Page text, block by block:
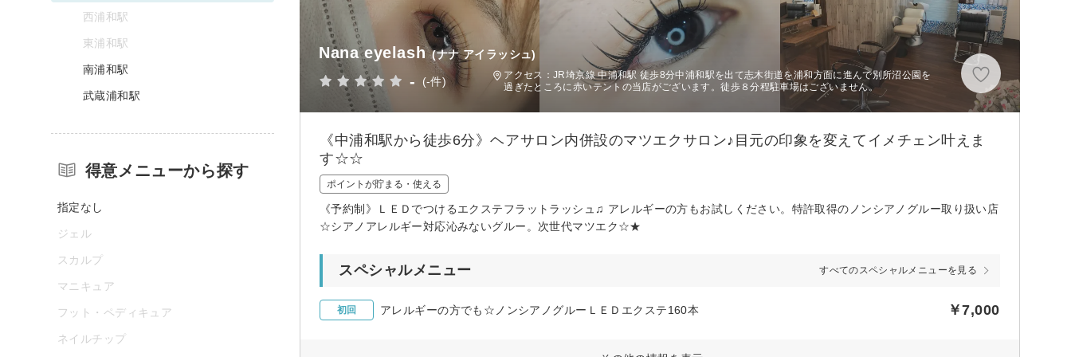
Nana eyelash (ナナ アイラッシュ)
- (-件)
アクセス：JR埼京線 中浦和駅 徒歩8分中浦和駅を出て志木街道を浦和方面に進んで別所沼公園を
過ぎたところに赤いテントの当店がございます。徒歩８分程駐車場はございません。
《中浦和駅から徒歩6分》ヘアサロン内併設のマツエクサロン♪目元の印象を変えてイメチェン叶えま
す☆☆
ポイントが貯まる・使える
《予約制》ＬＥＤでつけるエクステフラットラッシュ♫ アレルギーの方もお試しください。特許取得のノンシアノグルー取り扱い店
☆シアノアレルギー対応沁みないグルー。次世代マツエク☆★
スペシャルメニュー すべてのスペシャルメニューを見る
初回 アレルギーの方でも☆ノンシアノグルーＬＥＤエクステ160本 ￥7,000
西浦和駅
東浦和駅
南浦和駅
武蔵浦和駅
得意メニューから探す
指定なし
ジェル
スカルプ
マニキュア
フット・ペディキュア
ネイルチップ